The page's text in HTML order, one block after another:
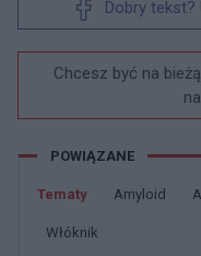
Dobry tekst?
Chcesz być na
na
POWIĄZANE
Tematy Amyloid
Włóknik